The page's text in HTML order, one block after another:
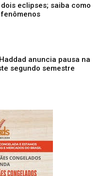
eclipses; saiba como
anuncia pausa na
segundo semestre